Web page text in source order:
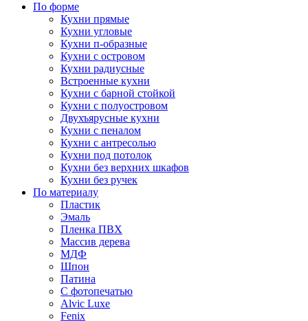
По форме
Кухни прямые
Кухни угловые
Кухни п-образные
Кухни с островом
Кухни радиусные
Встроенные кухни
Кухни с барной стойкой
Кухни с полуостровом
Двухъярусные кухни
Кухни с пеналом
Кухни с антресолью
Кухни под потолок
Кухни без верхних шкафов
Кухни без ручек
По материалу
Пластик
Эмаль
Пленка ПВХ
Массив дерева
МДФ
Шпон
Патина
С фотопечатью
Alvic Luxe
Fenix